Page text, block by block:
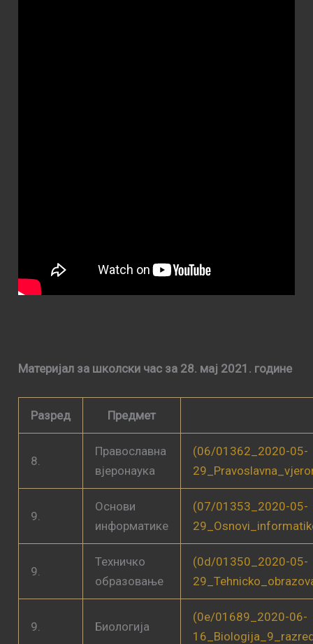
Материјал за школски час за 28. мај 2021. године
Разред Предмет
8.
Православна
вјеронаука
(06/01362_2020-05-
9.
Основи
информатике
(07/01353_2020-05-
9.
Техничко
образовање
(0d/01350_2020-05-
9. Биологија
(0e/01689_2020-06-